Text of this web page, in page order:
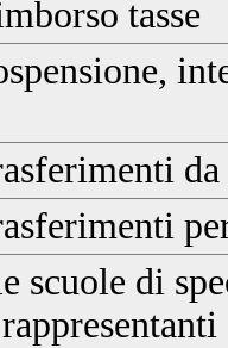
tasse
da
scuole di